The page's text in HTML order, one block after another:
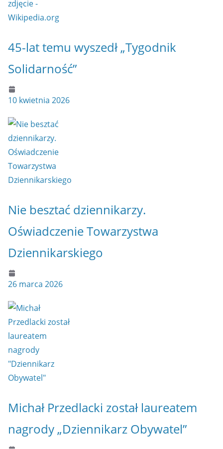
45-lat temu wyszedł „Tygodnik
Solidarność”
10 kwietnia 2026
Nie besztać dziennikarzy.
Oświadczenie Towarzystwa
Dziennikarskiego
26 marca 2026
Michał Przedlacki został laureatem
nagrody „Dziennikarz Obywatel”